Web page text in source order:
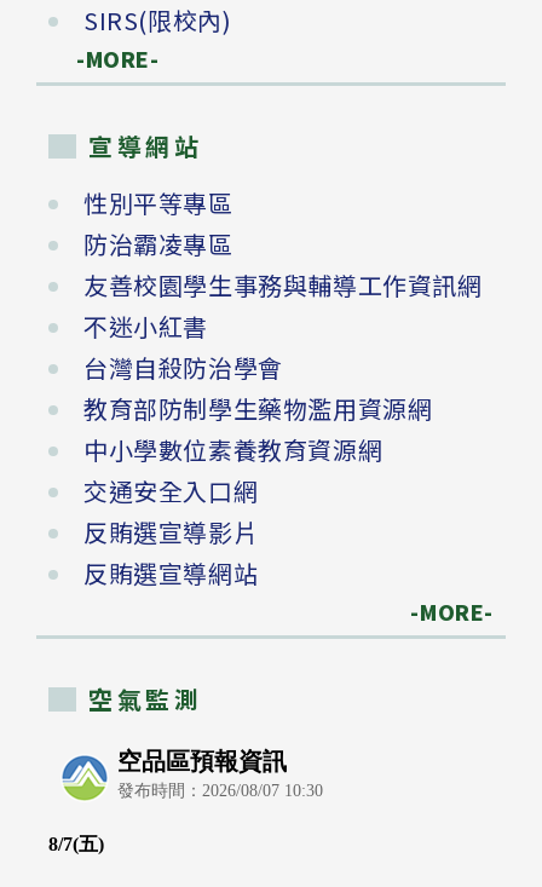
SIRS(限校內)
-MORE-
宣導網站
性別平等專區
防治霸凌專區
友善校園學生事務與輔導工作資訊網
不迷小紅書
台灣自殺防治學會
教育部防制學生藥物濫用資源網
中小學數位素養教育資源網
交通安全入口網
反賄選宣導影片
反賄選宣導網站
-MORE-
空氣監測